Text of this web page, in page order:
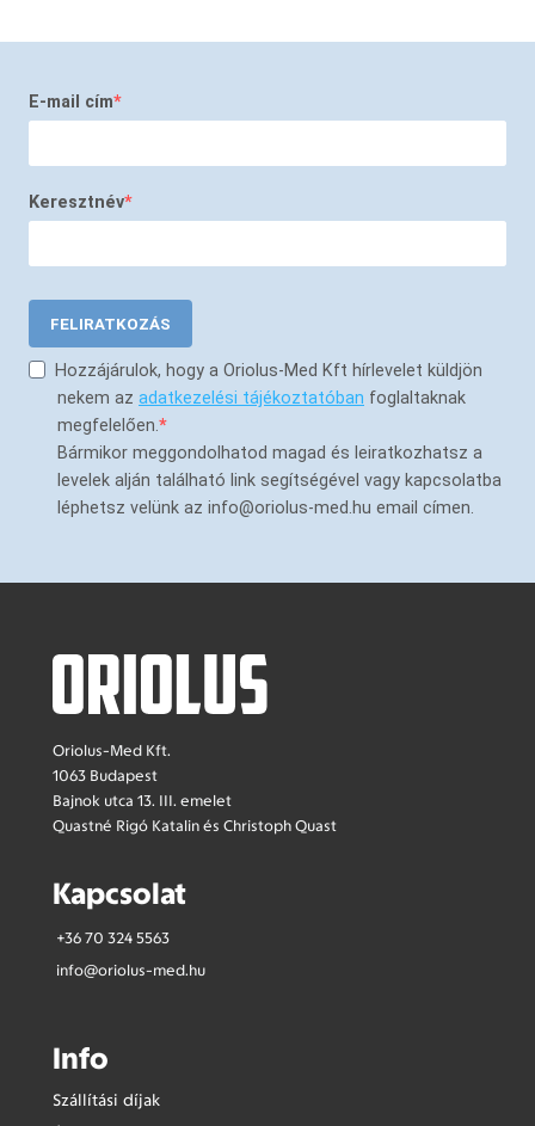
E-mail cím
Keresztnév
FELIRATKOZÁS
Hozzájárulok, hogy a Oriolus-Med Kft hírlevelet küldjön
nekem az adatkezelési tájékoztatóban foglaltaknak
megfelelően.
Bármikor meggondolhatod magad és leiratkozhatsz a
levelek alján található link segítségével vagy kapcsolatba
léphetsz velünk az info@oriolus-med.hu email címen.
Oriolus-Med Kft.
1063 Budapest
Bajnok utca 13. III. emelet
Quastné Rigó Katalin és Christoph Quast
Kapcsolat
+36 70 324 5563
info@oriolus-med.hu
Info
Szállítási díjak